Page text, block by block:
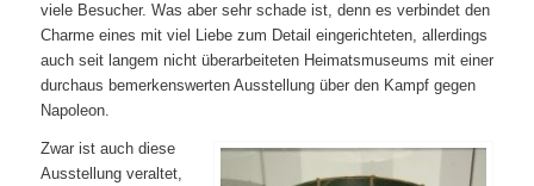
viele Besucher. Was aber sehr schade ist, denn es verbindet den
Charme eines mit viel Liebe zum Detail eingerichteten, allerdings
auch seit langem nicht überarbeiteten Heimatsmuseums mit einer
durchaus bemerkenswerten Ausstellung über den Kampf gegen
Napoleon.
Zwar ist auch diese
Ausstellung veraltet,